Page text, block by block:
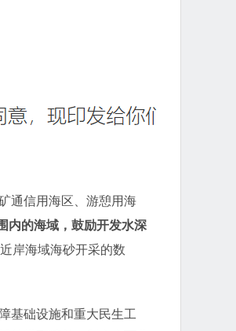
通信用海区、游憩用海
内的海域，鼓励开发水深
岸海域海砂开采的数
基础设施和重大民生工